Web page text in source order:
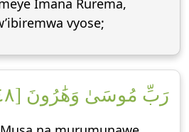
Imana Rurema,
vyose;
رَبِّ مُوسَىٰ وَهَٰرُونَ [٤٨]